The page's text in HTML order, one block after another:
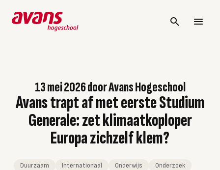
13 mei 2026doorAvans Hogeschool
Avans trapt af met eerste Studium
Generale: zet klimaatkoploper
Europa zichzelf klem?
Duurzaam Internationaal Onderwijs
Onderzoek